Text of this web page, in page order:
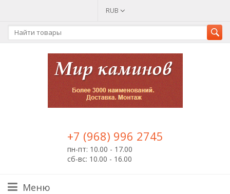
RUB
+7 (968) 996 2745
пн-пт: 10.00 - 17.00
сб-вс: 10.00 - 16.00
Меню